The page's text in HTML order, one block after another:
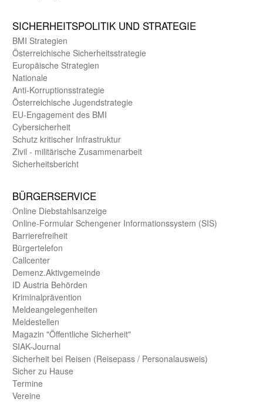
SICHER­HEITS­POLITIK UND STRATEGIE
BMI Strategien
Öster­reichische Sicherheits­strategie
Europäische Strategien
Nationale
Anti-Korruptions­strategie
Öster­reichische Jugend­strategie
EU-Engagement des BMI
Cybersicherheit
Schutz kritischer Infra­struktur
Zivil - militärische Zusammen­arbeit
Sicherheits­bericht
BÜRGER­SERVICE
Online Diebstahls­anzeige
Online-Formular Schengener Informationssystem (SIS)
Barriere­freiheit
Bürger­telefon
Call­center
Demenz.Aktiv­gemeinde
ID Austria Behörden
Kriminal­prävention
Melde­an­ge­le­gen­heiten
Meld­estellen
Magazin "Öffentliche Sicherheit"
SIAK-Journal
Sicherheit bei Reisen (Reise­pass / Personal­ausweis)
Sicher zu Hause
Termine
Vereine